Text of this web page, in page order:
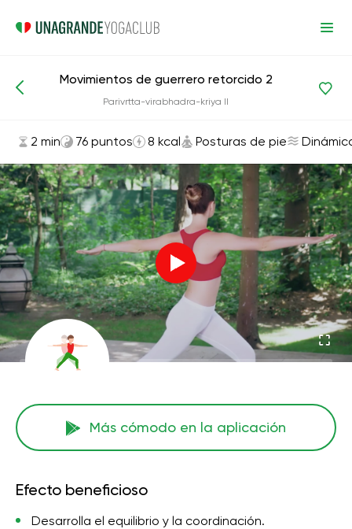
Asanas y ejercicios Posturas de pie
Movimientos de guerrero retorcido 2
Parivrtta-virabhadra-kriya II
2 min 76 puntos 8 kcal Posturas de pie
Más cómodo en la aplicación
Efecto beneficioso
Desarrolla el equilibrio y la coordinación.